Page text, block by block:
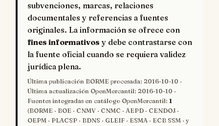
subvenciones, marcas, relaciones
documentales y referencias a fuentes
originales. La información se ofrece con
fines informativos y debe contrastarse con
la fuente oficial cuando se requiera validez
jurídica plena.
Última publicación BORME procesada: 2016-10-10 ·
Última actualización OpenMercantil: 2016-10-10 ·
Fuentes integradas en catálogo OpenMercantil: 1
(BORME · BOE · CNMV · CNMC · AEPD · CENDOJ ·
OEPM · PLACSP · BDNS · GLEIF · ESMA · ECB SSM · y